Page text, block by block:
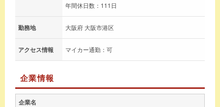
年間休日数：111日
勤務地 大阪府 大阪市港区
アクセス情報 マイカー通勤：可
企業情報
企業名